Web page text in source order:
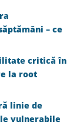
– ce
critică în
la root
linie de
vulnerabile